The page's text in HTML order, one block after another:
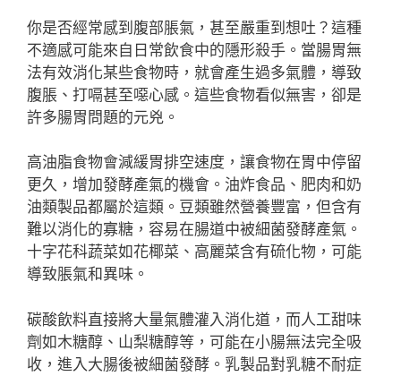
你是否經常感到腹部脹氣，甚至嚴重到想吐？這種
不適感可能來自日常飲食中的隱形殺手。當腸胃無
法有效消化某些食物時，就會產生過多氣體，導致
腹脹、打嗝甚至噁心感。這些食物看似無害，卻是
許多腸胃問題的元兇。
高油脂食物會減緩胃排空速度，讓食物在胃中停留
更久，增加發酵產氣的機會。油炸食品、肥肉和奶
油類製品都屬於這類。豆類雖然營養豐富，但含有
難以消化的寡糖，容易在腸道中被細菌發酵產氣。
十字花科蔬菜如花椰菜、高麗菜含有硫化物，可能
導致脹氣和異味。
碳酸飲料直接將大量氣體灌入消化道，而人工甜味
劑如木糖醇、山梨糖醇等，可能在小腸無法完全吸
收，進入大腸後被細菌發酵。乳製品對乳糖不耐症